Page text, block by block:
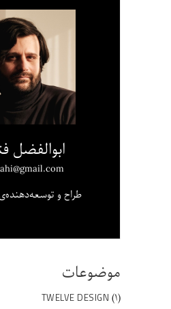
ابوالفضل
طراح و
موضوعات
TWELVE DESIGN (۱)